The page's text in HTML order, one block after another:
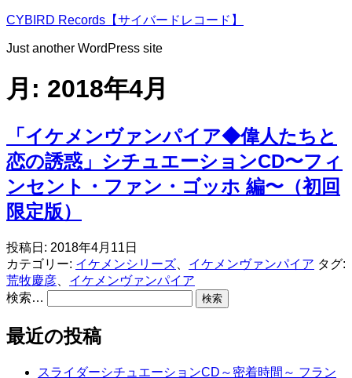
コ
テ
ツ
へ
キ
ッ
プ
CYBIRD Records【サイバードレコード】
Just another WordPress site
月: 2018年4月
「イケメンヴァンパイア◆偉人たちと
恋の誘惑」シチュエーションCD〜フィ
ンセント・ファン・ゴッホ 編〜（初回
限定版）
投稿日: 2018年4月11日
カテゴリー: イケメンシリーズ イケメンヴァンパイア タグ:
荒牧慶彦
イケメンヴァンパイア
検索…
最近の投稿
スライダーシチュエーションCD～密着時間～ フラン